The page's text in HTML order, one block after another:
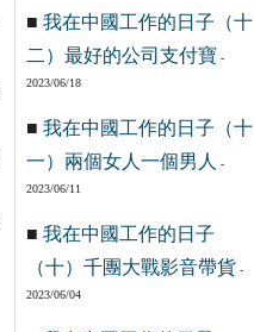
■ 我在中國工作的日子（十
二）最好的公司支付寶 -
2023/06/18
■ 我在中國工作的日子（十
一）兩個女人一個男人
-
2023/06/11
■ 我在中國工作的日子
（十）千團大戰影音帶貨 -
2023/06/04